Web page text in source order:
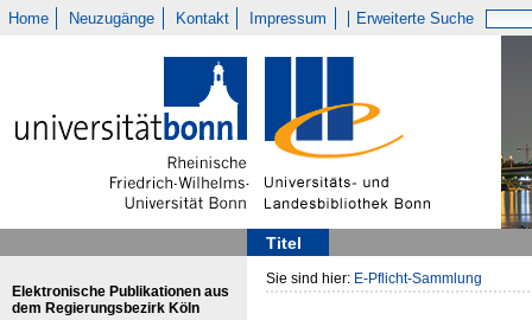
Home Neuzugänge Kontakt Impressum Erweiterte Suche
Titel
Elektronische Publikationen aus
dem Regierungsbezirk Köln
Sie sind hier: E-Pflicht-Sammlung